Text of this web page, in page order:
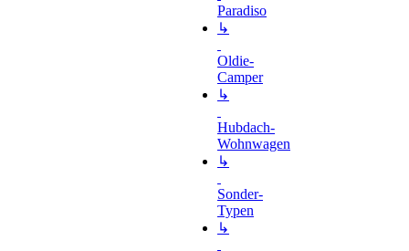
Paradiso
↳
Oldie-
Camper
↳
Hubdach-
Wohnwagen
↳
Sonder-
Typen
↳